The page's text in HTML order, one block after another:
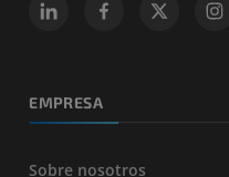
EMPRESA
Sobre nosotros